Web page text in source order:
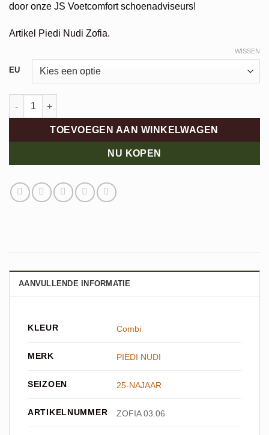
door onze JS Voetcomfort schoenadviseurs!
Artikel Piedi Nudi Zofia.
EU
WISSEN
Piedi Nudi Enkellaars aantal
TOEVOEGEN AAN WINKELWAGEN
NU KOPEN
AANVULLENDE INFORMATIE
KLEUR Combi
MERK PIEDI NUDI
SEIZOEN 25-NAJAAR
ARTIKELNUMMER ZOFIA 03.06